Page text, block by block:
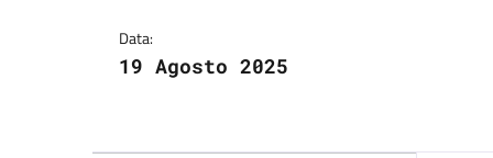
Data:
19 Agosto 2025